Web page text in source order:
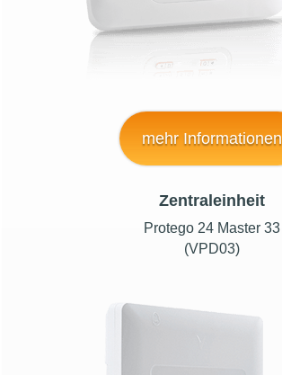
mehr Informationen
Zentraleinheit
Protego 24 Master 33
(VPD03)